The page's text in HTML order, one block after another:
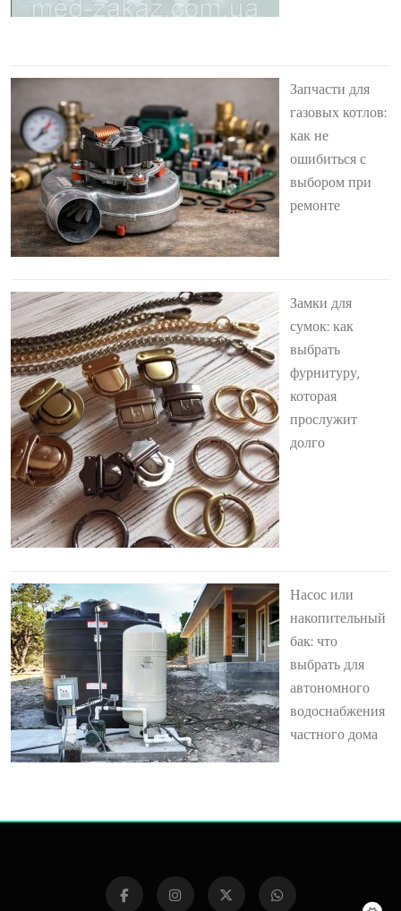
Запчасти для
газовых котлов:
как не
ошибиться с
выбором при
ремонте
Замки для
сумок: как
выбрать
фурнитуру,
которая
прослужит
долго
Насос или
накопительный
бак: что
выбрать для
автономного
водоснабжения
частного дома